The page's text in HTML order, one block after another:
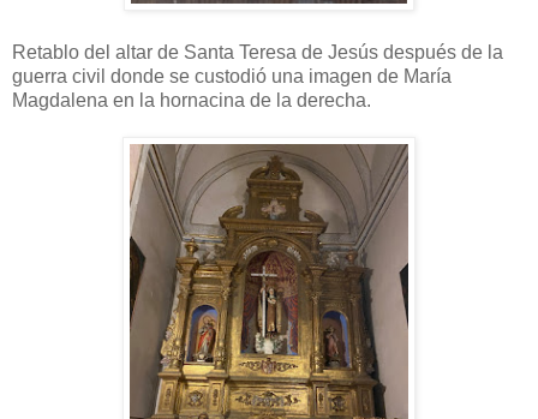
Retablo del altar de Santa Teresa de Jesús después de la
guerra civil donde se custodió una imagen de María
Magdalena en la hornacina de la derecha.